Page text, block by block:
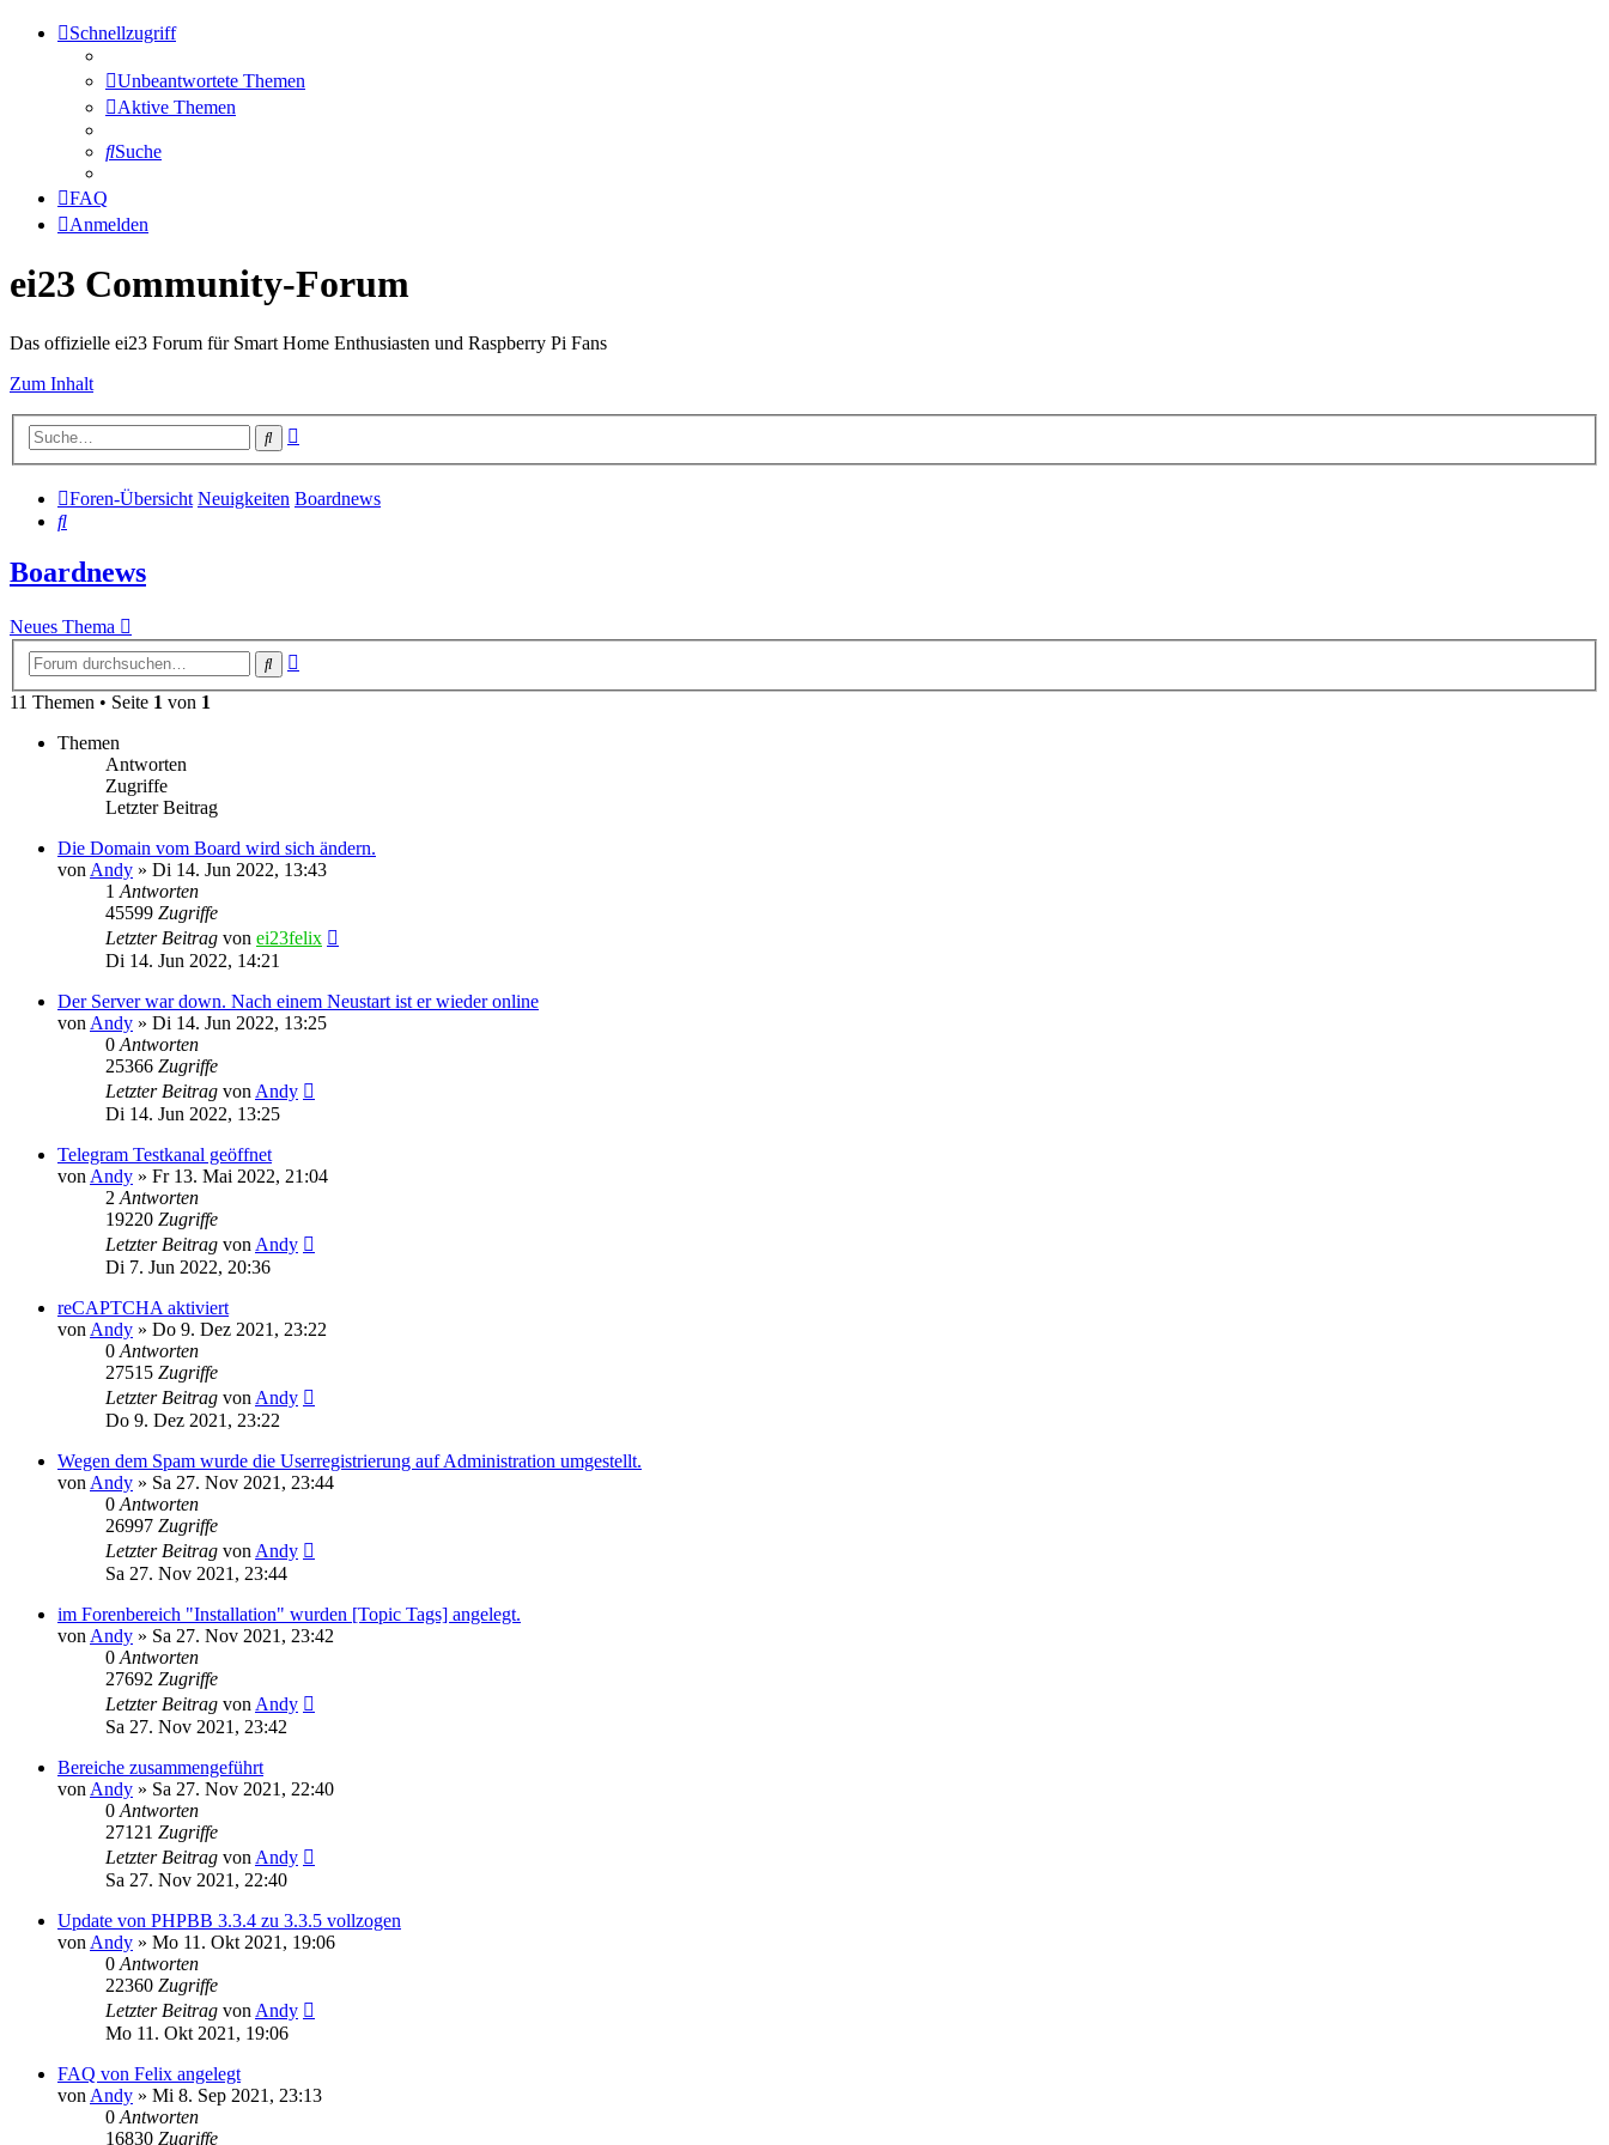
Schnellzugriff
Unbeantwortete Themen
Aktive Themen
Suche
FAQ
Anmelden
ei23 Community-Forum
Das offizielle ei23 Forum für Smart Home Enthusiasten und Raspberry Pi Fans
Zum Inhalt
Suche
Foren-Übersicht Neuigkeiten Boardnews
Suche
Boardnews
Neues Thema
Suche
11 Themen • Seite 1 von 1
Themen
Antworten
Zugriffe
Letzter Beitrag
Die Domain vom Board wird sich ändern.
von Andy » Di 14. Jun 2022, 13:43
1 Antworten
45599 Zugriffe
Letzter Beitrag von ei23felix
Di 14. Jun 2022, 14:21
Der Server war down. Nach einem Neustart ist er wieder online
von Andy » Di 14. Jun 2022, 13:25
0 Antworten
25366 Zugriffe
Letzter Beitrag von Andy
Di 14. Jun 2022, 13:25
Telegram Testkanal geöffnet
von Andy » Fr 13. Mai 2022, 21:04
2 Antworten
19220 Zugriffe
Letzter Beitrag von Andy
Di 7. Jun 2022, 20:36
reCAPTCHA aktiviert
von Andy » Do 9. Dez 2021, 23:22
0 Antworten
27515 Zugriffe
Letzter Beitrag von Andy
Do 9. Dez 2021, 23:22
Wegen dem Spam wurde die Userregistrierung auf Administration umgestellt.
von Andy » Sa 27. Nov 2021, 23:44
0 Antworten
26997 Zugriffe
Letzter Beitrag von Andy
Sa 27. Nov 2021, 23:44
im Forenbereich "Installation" wurden [Topic Tags] angelegt.
von Andy » Sa 27. Nov 2021, 23:42
0 Antworten
27692 Zugriffe
Letzter Beitrag von Andy
Sa 27. Nov 2021, 23:42
Bereiche zusammengeführt
von Andy » Sa 27. Nov 2021, 22:40
0 Antworten
27121 Zugriffe
Letzter Beitrag von Andy
Sa 27. Nov 2021, 22:40
Update von PHPBB 3.3.4 zu 3.3.5 vollzogen
von Andy » Mo 11. Okt 2021, 19:06
0 Antworten
22360 Zugriffe
Letzter Beitrag von Andy
Mo 11. Okt 2021, 19:06
FAQ von Felix angelegt
von Andy » Mi 8. Sep 2021, 23:13
0 Antworten
16830 Zugriffe